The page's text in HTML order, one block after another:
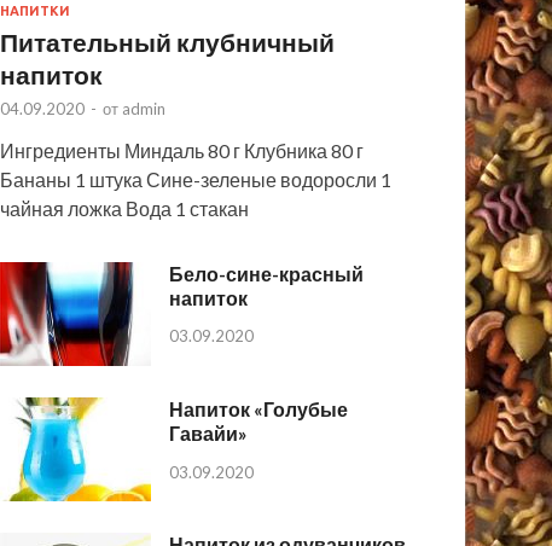
НАПИТКИ
Питательный клубничный
напиток
04.09.2020 - от admin
Ингредиенты Миндаль 80 г Клубника 80 г
Бананы 1 штука Сине-зеленые водоросли 1
чайная ложка Вода 1 стакан
Бело-сине-красный
напиток
03.09.2020
Напиток «Голубые
Гавайи»
03.09.2020